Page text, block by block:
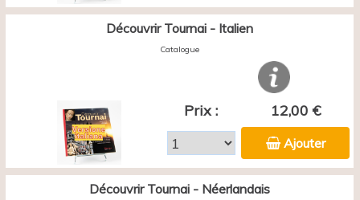
Découvrir Tournai - Italien
Catalogue
Prix : 12,00 €
Ajouter
Découvrir Tournai - Néerlandais